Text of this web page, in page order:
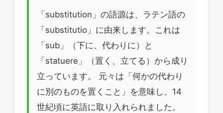
「substitution」の語源は、ラテン語の
「substitutio」に由来します。これは
「sub」（下に、代わりに）と
「statuere」（置く、立てる）から成り
立っています。 元々は「何かの代わり
に別のものを置くこと」を意味し、14
世紀頃に英語に取り入れられました。